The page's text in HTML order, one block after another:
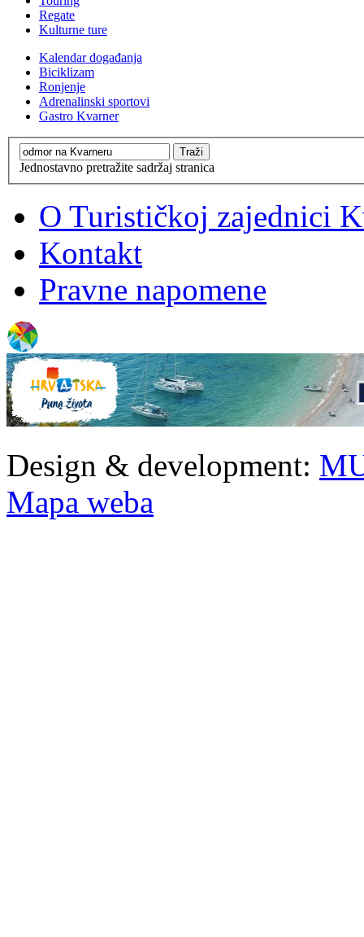
Regate
Kulturne ture
Kalendar događanja
Biciklizam
Ronjenje
Adrenalinski sportovi
Gastro Kvarner
Jednostavno pretražite sadržaj stranica
O Turističkoj zajednici
Kontakt
Pravne napomene
Design & development:
Mapa weba